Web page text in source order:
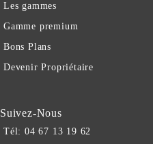
Les gammes
Gamme premium
Bons Plans
Devenir Propriétaire
Suivez-Nous
Tél: 04 67 13 19 62